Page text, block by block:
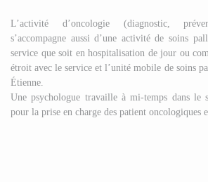
L’activité d’oncologie (diagnostic,
s’accompagne aussi d’une activité de soins
service que soit en hospitalisation de jour ou
étroit avec le service et l’unité mobile de soins
Étienne.
Une psychologue travaille à mi-temps dans le
pour la prise en charge des patient oncologiques